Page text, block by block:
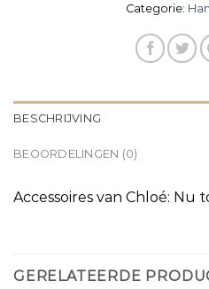
Categorie:
BESCHRIJVING
BEOORDELINGEN (0)
Accessoires van Chloé: Nu
GERELATEERDE